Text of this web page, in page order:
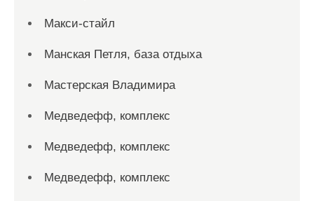
Макси-стайл
Манская Петля, база отдыха
Мастерская Владимира
Медведефф, комплекс
Медведефф, комплекс
Медведефф, комплекс